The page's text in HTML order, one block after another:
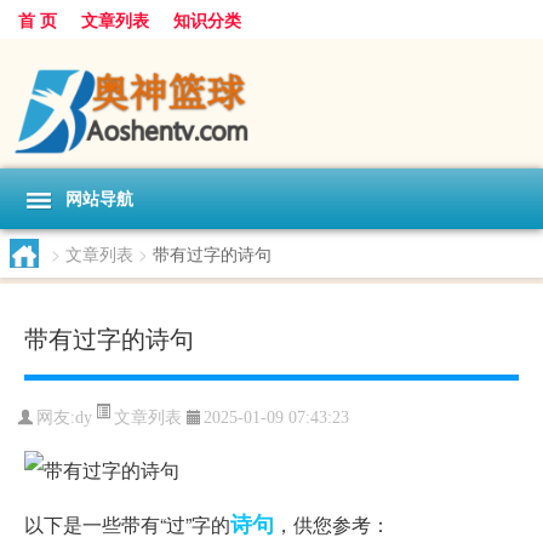
首 页 文章列表 知识分类
网站导航
> 文章列表 > 带有过字的诗句
带有过字的诗句
网友:dy 文章列表 2025-01-09 07:43:23
以下是一些带有“过”字的诗句 ，供您参考：